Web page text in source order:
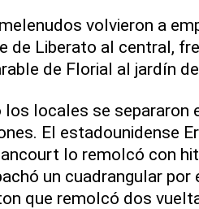
volvieron a
de Liberato al central,
de Florial al jardín
los locales se separaron
El estadounidense
lo remolcó con
un cuadrangular
que remolcó dos